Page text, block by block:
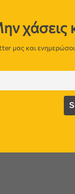
χάσεις
μας και